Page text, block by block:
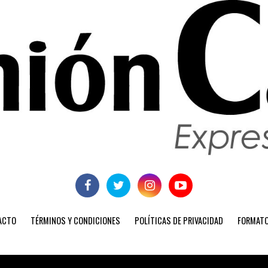
TÉRMINOS Y CONDICIONES POLÍTICAS DE PRIVACIDAD